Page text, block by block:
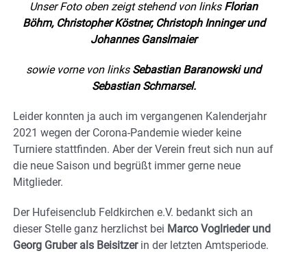
Unser Foto oben zeigt stehend von links Florian
Böhm, Christopher Köstner, Christoph Inninger und
Johannes Ganslmaier
sowie vorne von links Sebastian Baranowski und
Sebastian Schmarsel.
Leider konnten ja auch im vergangenen Kalenderjahr
2021 wegen der Corona-Pandemie wieder keine
Turniere stattfinden. Aber der Verein freut sich nun auf
die neue Saison und begrüßt immer gerne neue
Mitglieder.
Der Hufeisenclub Feldkirchen e.V. bedankt sich an
dieser Stelle ganz herzlichst bei Marco Voglrieder und
Georg Gruber als Beisitzerin der letzten Amtsperiode.